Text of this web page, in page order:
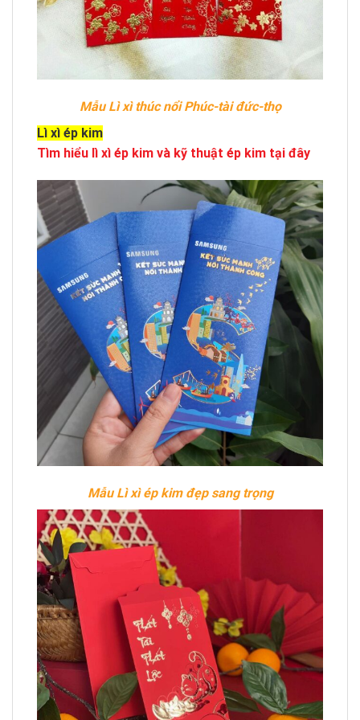
Mẫu Lì xì thúc nổi Phúc-tài đức-thọ
Lì xì ép kim
Tìm hiểu lì xì ép kim và kỹ thuật ép kim tại đây
Mẫu Lì xì ép kim đẹp sang trọng